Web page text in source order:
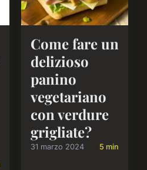
Come fare un
delizioso
panino
vegetariano
con verdure
grigliate?
31 marzo 2024 5 min